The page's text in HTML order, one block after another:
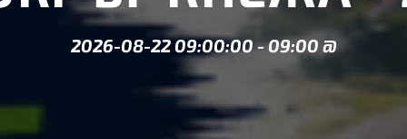
2026-08-22 09:00:00-09:00 @